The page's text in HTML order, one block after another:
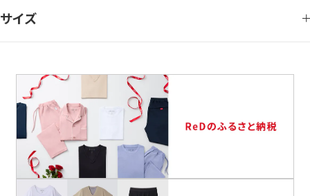
サイズ